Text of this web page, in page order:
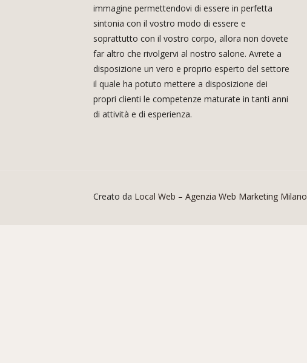
immagine permettendovi di essere in perfetta
sintonia con il vostro modo di essere e
soprattutto con il vostro corpo, allora non dovete
far altro che rivolgervi al nostro salone. Avrete a
disposizione un vero e proprio esperto del settore
il quale ha potuto mettere a disposizione dei
propri clienti le competenze maturate in tanti anni
di attività e di esperienza.
Creato da Local Web – Agenzia Web Marketing Milano